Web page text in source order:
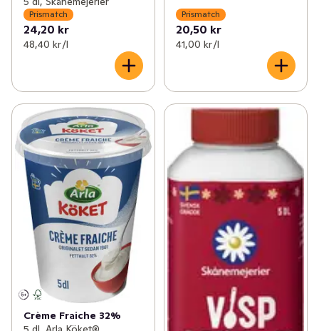
Prismatch
24,20 kr
48,40 kr /l
Prismatch
20,50 kr
41,00 kr /l
Crème Fraiche 32%